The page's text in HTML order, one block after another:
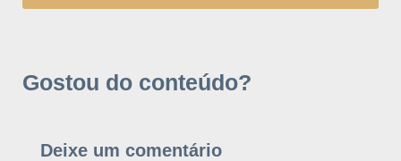
Gostou do conteúdo?
Deixe um comentário